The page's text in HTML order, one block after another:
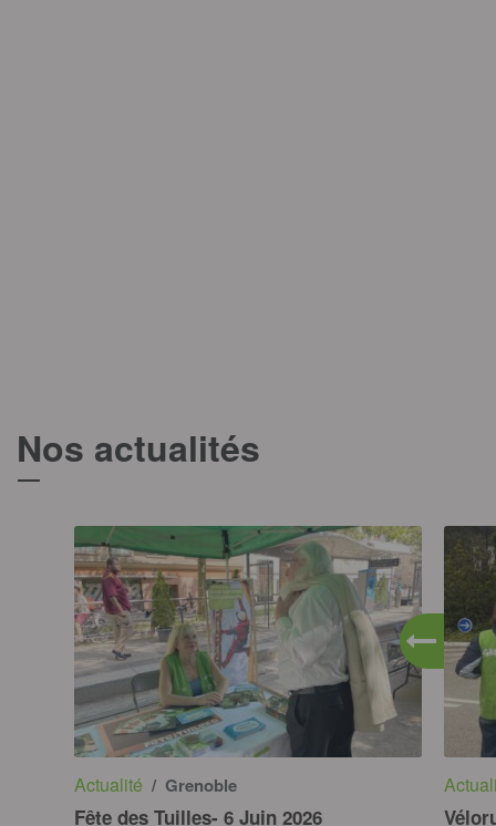
Nos actualités
Actualité / Grenoble
Fête des Tuilles- 6 Juin 2026